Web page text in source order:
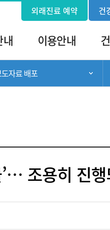
외래진료 예약 건
내 이용안내
뉴 목록 열기
자료 배포
조용히 진